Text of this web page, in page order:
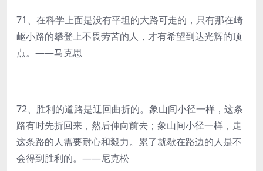
71、在科学上面是没有平坦的大路可走的，只有那在崎
岖小路的攀登上不畏劳苦的人，才有希望到达光辉的顶
点。——马克思
72、胜利的道路是迂回曲折的。象山间小径一样，这条
路有时先折回来，然后伸向前去；象山间小径一样，走
这条路的人需要耐心和毅力。累了就歇在路边的人是不
会得到胜利的。——尼克松